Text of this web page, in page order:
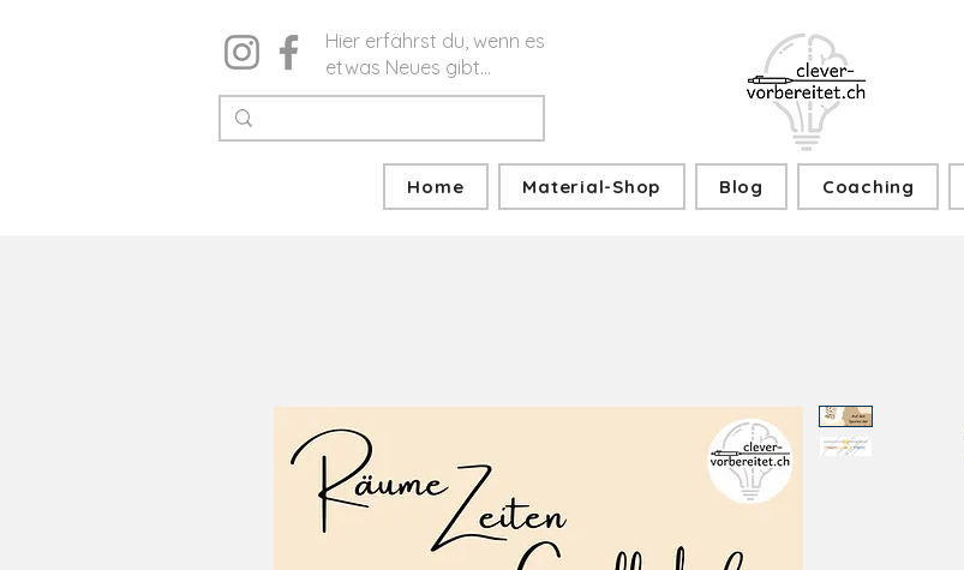
Hier erfährst du, wenn es
etwas Neues gibt...
Home Material-Shop Blog Coaching